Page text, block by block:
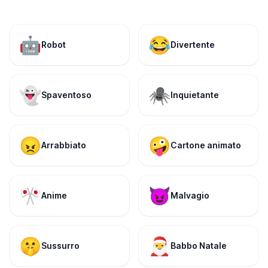
🤖Robot 😂Divertente
👻Spaventoso 🕷️Inquietante
😠Arrabbiato 🤪Cartone animato
🎌Anime 😈Malvagio
🤫Sussurro 🎅 Babbo Natale